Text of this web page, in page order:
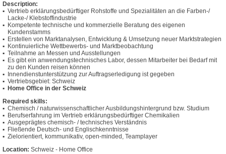
Description:
Vertrieb erklärungsbedürftiger Rohstoffe und Spezialitäten an die Farben-/
Lacke-/ Klebstoffindustrie
Kompetente technische und kommerzielle Beratung des eigenen
Kundenstamms
Erstellen von Marktanalysen, Entwicklung & Umsetzung neuer Marktstrategien
Kontinuierliche Wettbewerbs- und Marktbeobachtung
Teilnahme an Messen und Ausstellungen
Es gibt ein anwendungstechnisches Labor, dessen Mitarbeiter bei Bedarf mit
zu den Kunden reisen können
Innendienstunterstützung zur Auftragserledigung ist gegeben
Vertriebsgebiet: Schweiz
Home Office in der Schweiz
Required skills:
Chemisch / naturwissenschaftlicher Ausbildungshintergrund bzw. Studium
Berufserfahrung im Vertrieb erklärungsbedürftiger Chemikalien
Ausgeprägtes chemisch- / technisches Verständnis
Fließende Deutsch- und Englischkenntnisse
Zielorientiert, kommunikativ, open-minded, Teamplayer
Location: Schweiz - Home Office